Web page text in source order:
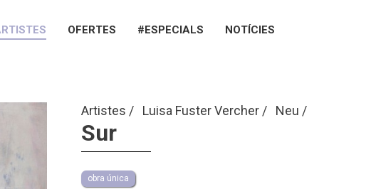
OFERTES #ESPECIALS
NOTÍCIES
Artistes Luisa Fuster Vercher Neu
Sur
obra única